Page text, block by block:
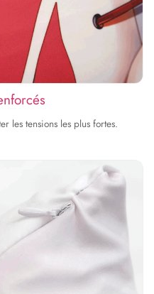
les tensions les plus fortes.